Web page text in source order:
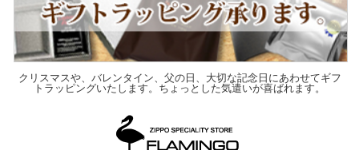
クリスマスや、バレンタイン、父の日、大切な記念日にあわせてギフ
トラッピングいたします。ちょっとした気遣いが喜ばれます。